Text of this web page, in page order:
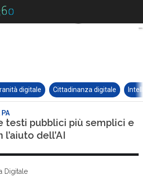
digitale Cittadinanza digitale
testi pubblici più semplici e
dell’AI
Digitale